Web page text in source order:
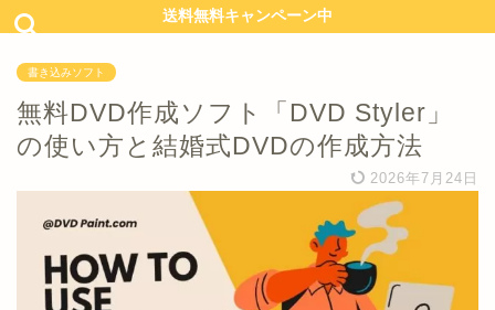
送料無料キャンペーン中
書き込みソフト
無料DVD作成ソフト「DVD Styler」
の使い方と結婚式DVDの作成方法
2026年7月24日